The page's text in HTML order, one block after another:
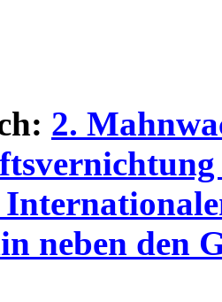
2.
neben den